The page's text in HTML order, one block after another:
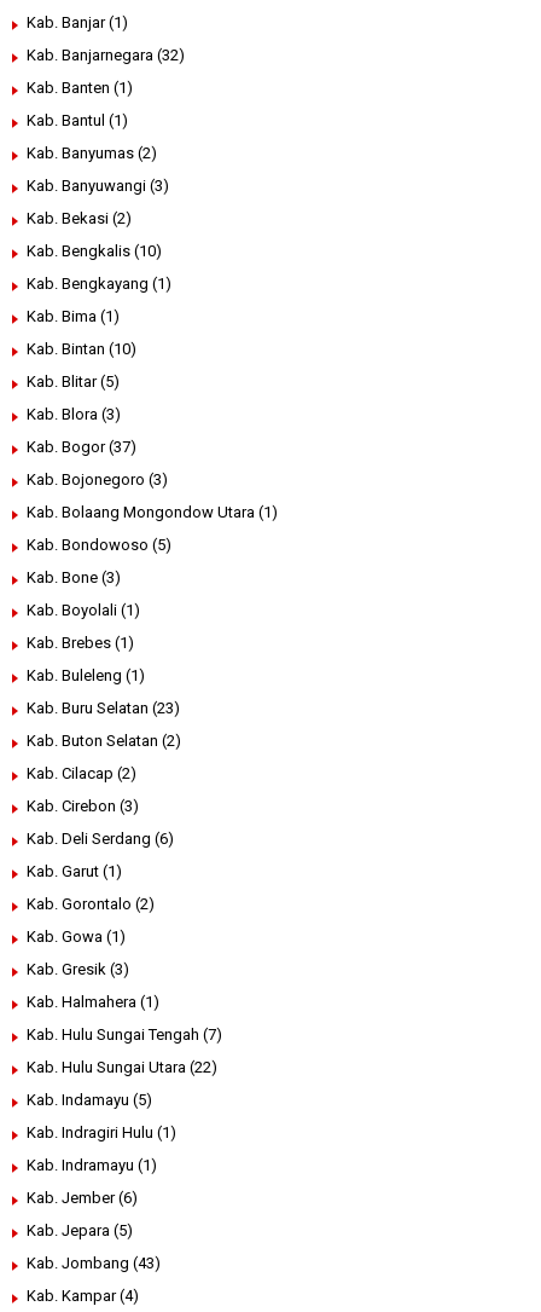
Kab. Banjar (1)
Kab. Banjarnegara (32)
Kab. Banten (1)
Kab. Bantul (1)
Kab. Banyumas (2)
Kab. Banyuwangi (3)
Kab. Bekasi (2)
Kab. Bengkalis (10)
Kab. Bengkayang (1)
Kab. Bima (1)
Kab. Bintan (10)
Kab. Blitar (5)
Kab. Blora (3)
Kab. Bogor (37)
Kab. Bojonegoro (3)
Kab. Bolaang Mongondow Utara (1)
Kab. Bondowoso (5)
Kab. Bone (3)
Kab. Boyolali (1)
Kab. Brebes (1)
Kab. Buleleng (1)
Kab. Buru Selatan (23)
Kab. Buton Selatan (2)
Kab. Cilacap (2)
Kab. Cirebon (3)
Kab. Deli Serdang (6)
Kab. Garut (1)
Kab. Gorontalo (2)
Kab. Gowa (1)
Kab. Gresik (3)
Kab. Halmahera (1)
Kab. Hulu Sungai Tengah (7)
Kab. Hulu Sungai Utara (22)
Kab. Indamayu (5)
Kab. Indragiri Hulu (1)
Kab. Indramayu (1)
Kab. Jember (6)
Kab. Jepara (5)
Kab. Jombang (43)
Kab. Kampar (4)